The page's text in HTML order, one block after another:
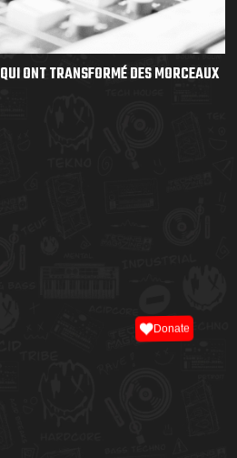
ONT TRANSFORMÉ DES MORCEAUX
Donate